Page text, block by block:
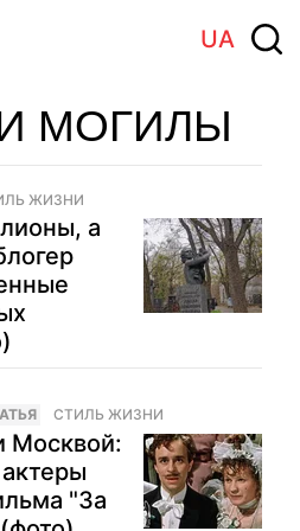
UA
МОГИЛЫ
ЖИЗНИ
а
СТИЛЬ ЖИЗНИ
Москвой:
"За